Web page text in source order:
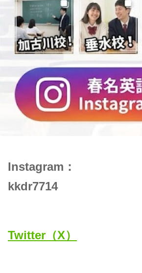
Instagram：
kkdr7714
Twitter（X）